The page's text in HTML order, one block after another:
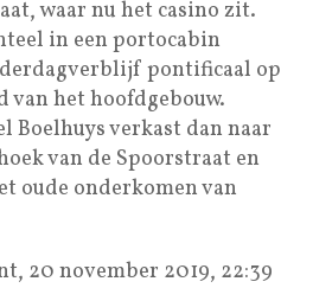
waar nu het casino zit.
in een portocabin
pontificaal op
van het hoofdgebouw.
verkast dan naar
van de Spoorstraat en
oude onderkomen van
20 november 2019, 22:39